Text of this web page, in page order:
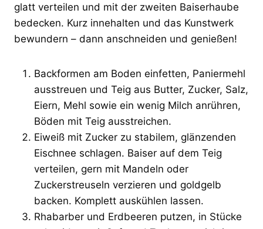
glatt verteilen und mit der zweiten Baiserhaube
bedecken. Kurz innehalten und das Kunstwerk
bewundern – dann anschneiden und genießen!
Backformen am Boden einfetten, Paniermehl
ausstreuen und Teig aus Butter, Zucker, Salz,
Eiern, Mehl sowie ein wenig Milch anrühren,
Böden mit Teig ausstreichen.
Eiweiß mit Zucker zu stabilem, glänzenden
Eischnee schlagen. Baiser auf dem Teig
verteilen, gern mit Mandeln oder
Zuckerstreuseln verzieren und goldgelb
backen. Komplett auskühlen lassen.
Rhabarber und Erdbeeren putzen, in Stücke